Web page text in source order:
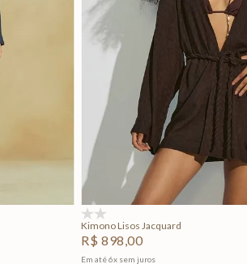
P M
Adicionar na sacola
Kimono Lisos Jacquard
R$ 898,00
Em até6x sem juros